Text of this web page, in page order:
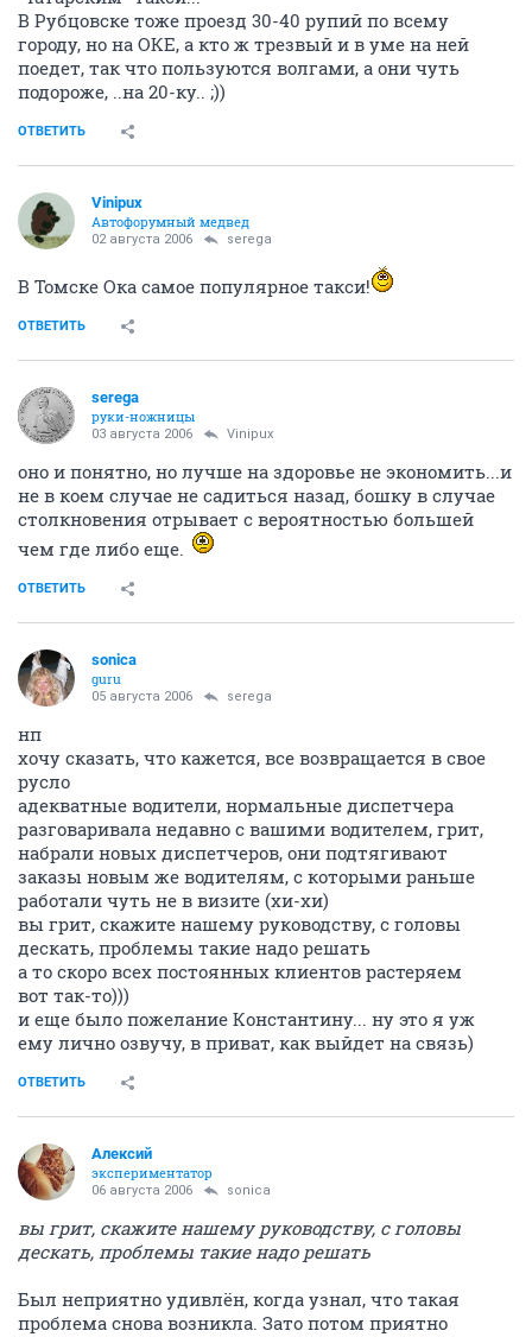
В Рубцовске тоже проезд 30-40 рупий по всему
городу, но на ОКЕ, а кто ж трезвый и в уме на ней
поедет, так что пользуются волгами, а они чуть
подороже, ..на 20-ку.. ;))
ОТВЕТИТЬ
Vinipux
Автофорумный медвед
02 августа 2006 serega
В Томске Ока самое популярное такси!
ОТВЕТИТЬ
serega
руки-ножницы
03 августа 2006 Vinipux
оно и понятно, но лучше на здоровье не экономить...и
не в коем случае не садиться назад, бошку в случае
столкновения отрывает с вероятностью большей
чем где либо еще.
ОТВЕТИТЬ
sonica
guru
05 августа 2006 serega
нп
хочу сказать, что кажется, все возвращается в свое
русло
адекватные водители, нормальные диспетчера
разговаривала недавно с вашими водителем, грит,
набрали новых диспетчеров, они подтягивают
заказы новым же водителям, с которыми раньше
работали чуть не в визите (хи-хи)
вы грит, скажите нашему руководству, с головы
дескать, проблемы такие надо решать
а то скоро всех постоянных клиентов растеряем
вот так-то)))
и еще было пожелание Константину... ну это я уж
ему лично озвучу, в приват, как выйдет на связь)
ОТВЕТИТЬ
Алексий
экспериментатор
06 августа 2006 sonica
вы грит, скажите нашему руководству, с головы
дескать, проблемы такие надо решать
Был неприятно удивлён, когда узнал, что такая
проблема снова возникла. Зато потом приятно